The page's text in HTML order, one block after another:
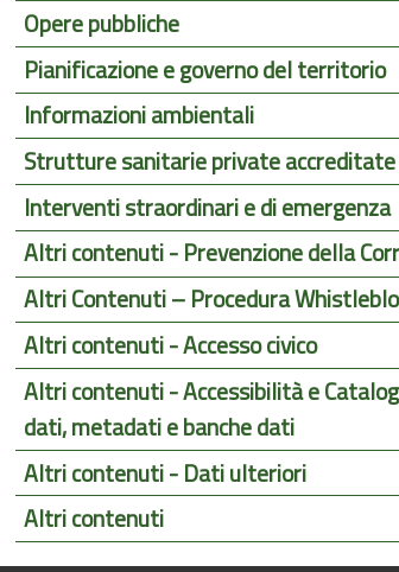
Opere pubbliche
Pianificazione e governo del territorio
Informazioni ambientali
Strutture sanitarie private accreditate
Interventi straordinari e di emergenza
Altri contenuti - Prevenzione della
Altri Contenuti – Procedura
Altri contenuti - Accesso civico
Altri contenuti - Accessibilità e
dati, metadati e banche dati
Altri contenuti - Dati ulteriori
Altri contenuti